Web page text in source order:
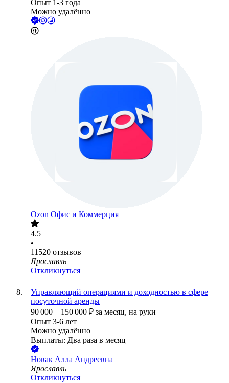
Опыт 1-3 года
Можно удалённо
Ozon Офис и Коммерция
4.5
•
11520 отзывов
Ярославль
Откликнуться
Управляющий операциями и доходностью в сфере
посуточной аренды
90 000 – 150 000 ₽ за месяц, на руки
Опыт 3-6 лет
Можно удалённо
Выплаты: Два раза в месяц
Новак Алла Андреевна
Ярославль
Откликнуться